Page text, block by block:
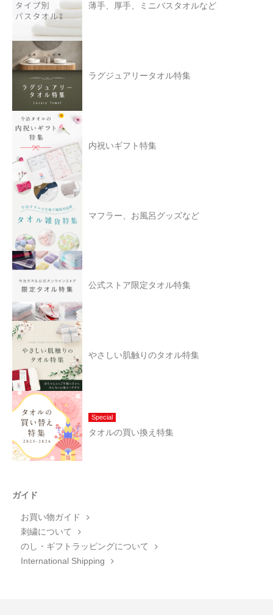
薄手、厚手、ミニバスタオルなど
ラグジュアリータオル特集
内祝いギフト特集
マフラー、お風呂グッズなど
公式ストア限定タオル特集
やさしい肌触りのタオル特集
Special
タオルの買い換え特集
ガイド
お買い物ガイド
刺繍について
のし・ギフトラッピングについて
International Shipping